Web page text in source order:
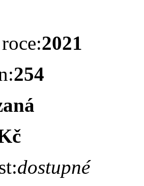
2021
254
dostupné